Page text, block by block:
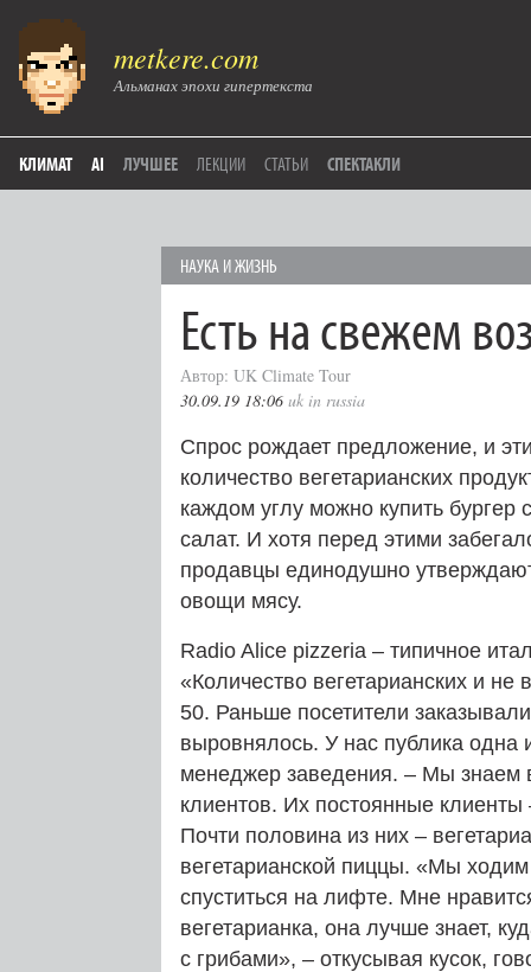
metkere.com
Альманах эпохи гипертекста
КЛИМАТ AI ЛУЧШЕЕ ЛЕКЦИИ СТАТЬИ СПЕКТАКЛИ
НАУКА И ЖИЗНЬ
Есть на свежем
Автор: UK Climate Tour
30.09.19 18:06 uk in russia
Спрос рождает предложение, и
количество вегетарианских
каждом углу можно купить
салат. И хотя перед этими
продавцы единодушно
овощи мясу.
Radio Alice pizzeria – типичное
«Количество вегетарианских и
50. Раньше посетители
выровнялось. У нас публика одна
менеджер заведения. – Мы знаем
клиентов. Их постоянные
Почти половина из них –
вегетарианской пиццы. «Мы
спуститься на лифте. Мне
вегетарианка, она лучше знает,
с грибами», – откусывая кусок,